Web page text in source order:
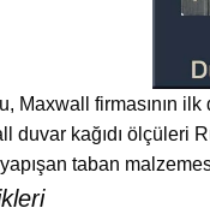
Maxwall firmasının ilk
duvar kağıdı
taban